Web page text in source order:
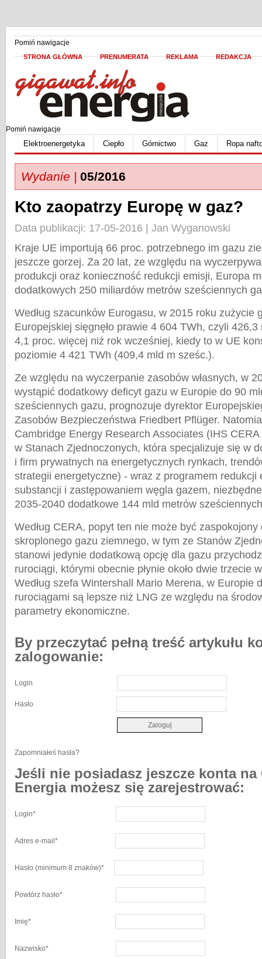
Pomiń nawigacje
STRONA GŁÓWNA PRENUMERATA REKLAMA REDAKCJA
Pomiń nawigacje
Elektroenergetyka Ciepło Górnictwo Gaz Ropa
Wydanie | 05/2016
Kto zaopatrzy Europę w gaz?
Data publikacji: 17-05-2016 | Jan Wyganowski
Kraje UE importują 66 proc. potrzebnego im gazu
jeszcze gorzej. Za 20 lat, ze względu na
produkcji oraz konieczność redukcji emisji, Europa
dodatkowych 250 miliardów metrów sześciennych
Według szacunków Eurogasu, w 2015 roku zużycie
Europejskiej sięgnęło prawie 4 604 TWh, czyli
4,1 proc. więcej niż rok wcześniej, kiedy to w UE
poziomie 4 421 TWh (409,4 mld m sześc.).
Ze względu na wyczerpanie zasobów własnych, w
wystąpić dodatkowy deficyt gazu w Europie do 90
sześciennych gazu, prognozuje dyrektor
Zasobów Bezpieczeństwa Friedbert Pflüger.
Cambridge Energy Research Associates (IHS
w Stanach Zjednoczonych, która specjalizuje się w
i firm prywatnych na energetycznych rynkach,
strategii energetyczne) - wraz z programem redukcji
substancji i zastępowaniem węgla gazem,
2035-2040 dodatkowe 144 mld metrów
Według CERA, popyt ten nie może być zaspokojony
skroplonego gazu ziemnego, w tym ze Stanów
stanowi jedynie dodatkową opcję dla gazu
rurociągi, którymi obecnie płynie około dwie trzecie
Według szefa Wintershall Mario Merena, w Europie
rurociągami są lepsze niż LNG ze względu na
parametry ekonomiczne.
By przeczytać pełną treść artykułu
zalogowanie:
Login
Hasło
Zapomniałeś hasła?
Jeśli nie posiadasz jeszcze konta na
Energia możesz się zarejestrować:
Login*
Adres e-mail *
Hasło (minimum 8 znaków)*
Powtórz hasło*
Imię*
Nazwisko*